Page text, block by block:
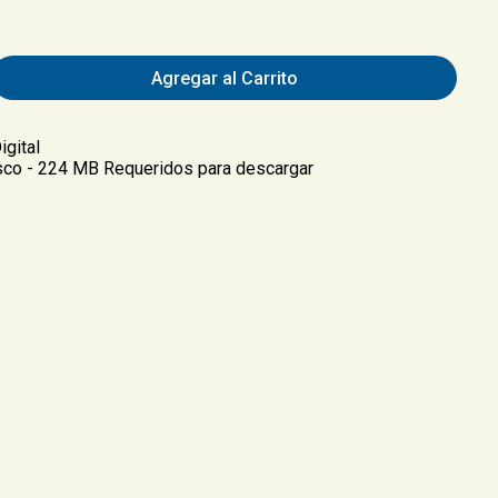
Agregar al Carrito
- 224 MB Requeridos para descargar